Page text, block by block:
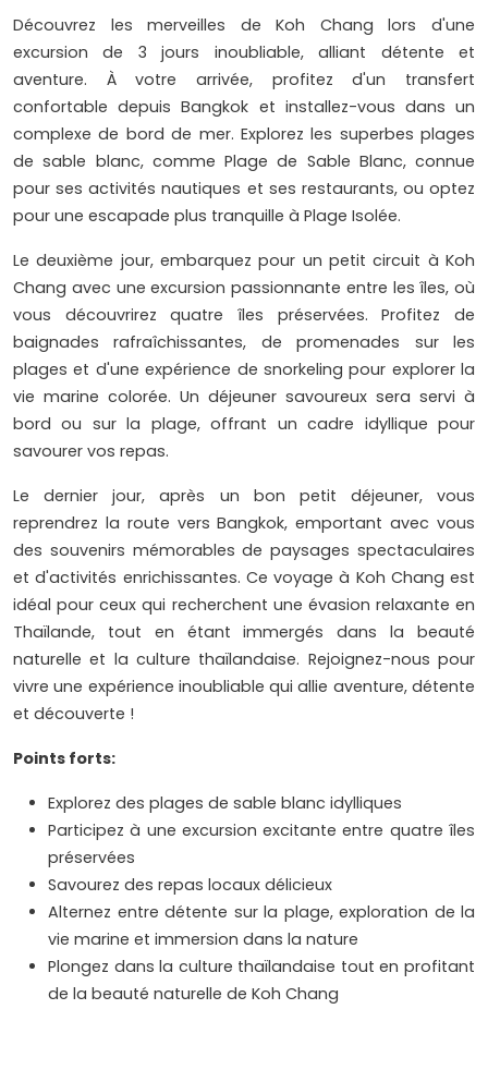
Découvrez les merveilles de Koh Chang lors d'une
excursion de 3 jours inoubliable, alliant détente et
aventure. À votre arrivée, profitez d'un transfert
confortable depuis Bangkok et installez-vous dans un
complexe de bord de mer. Explorez les superbes plages
de sable blanc, comme Plage de Sable Blanc, connue
pour ses activités nautiques et ses restaurants, ou optez
pour une escapade plus tranquille à Plage Isolée.
Le deuxième jour, embarquez pour un petit circuit à Koh
Chang avec une excursion passionnante entre les îles, où
vous découvrirez quatre îles préservées. Profitez de
baignades rafraîchissantes, de promenades sur les
plages et d'une expérience de snorkeling pour explorer la
vie marine colorée. Un déjeuner savoureux sera servi à
bord ou sur la plage, offrant un cadre idyllique pour
savourer vos repas.
Le dernier jour, après un bon petit déjeuner, vous
reprendrez la route vers Bangkok, emportant avec vous
des souvenirs mémorables de paysages spectaculaires
et d'activités enrichissantes. Ce voyage à Koh Chang est
idéal pour ceux qui recherchent une évasion relaxante en
Thaïlande, tout en étant immergés dans la beauté
naturelle et la culture thaïlandaise. Rejoignez-nous pour
vivre une expérience inoubliable qui allie aventure, détente
et découverte !
Points forts:
Explorez des plages de sable blanc idylliques
Participez à une excursion excitante entre quatre îles
préservées
Savourez des repas locaux délicieux
Alternez entre détente sur la plage, exploration de la
vie marine et immersion dans la nature
Plongez dans la culture thaïlandaise tout en profitant
de la beauté naturelle de Koh Chang